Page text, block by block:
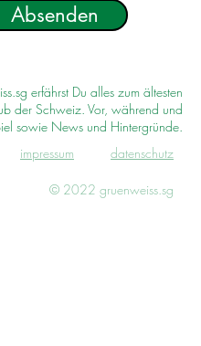
Absenden
erfährst Du alles zum ältesten
der Schweiz. Vor, während und
sowie News und Hintergründe.
impressum
datenschutz
© 2022 gruenweiss.sg